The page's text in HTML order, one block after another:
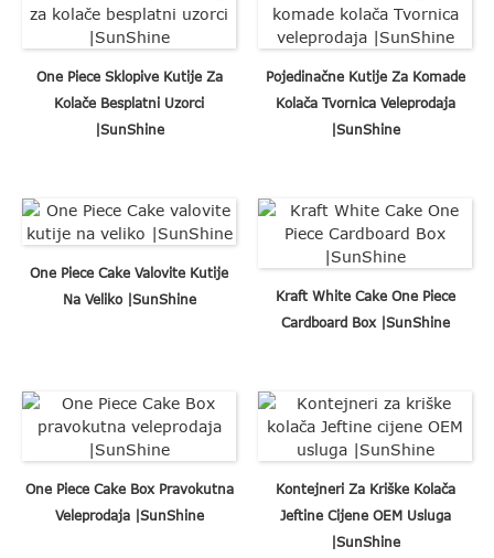
One Piece Sklopive Kutije Za
Kolače Besplatni Uzorci
|SunShine
Pojedinačne Kutije Za Komade
Kolača Tvornica Veleprodaja
|SunShine
One Piece Cake Valovite Kutije
Na Veliko |SunShine
Kraft White Cake One Piece
Cardboard Box |SunShine
One Piece Cake Box Pravokutna
Veleprodaja |SunShine
Kontejneri Za Kriške Kolača
Jeftine Cijene OEM Usluga
|SunShine